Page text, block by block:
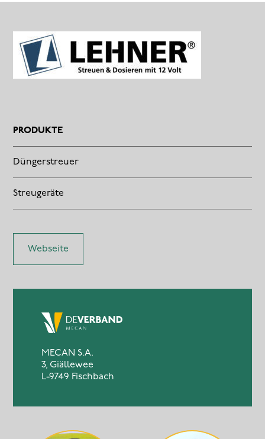
PRODUKTE
Düngerstreuer
Streugeräte
Webseite
MECAN S.A.
3, Giällewee
L-9749 Fischbach